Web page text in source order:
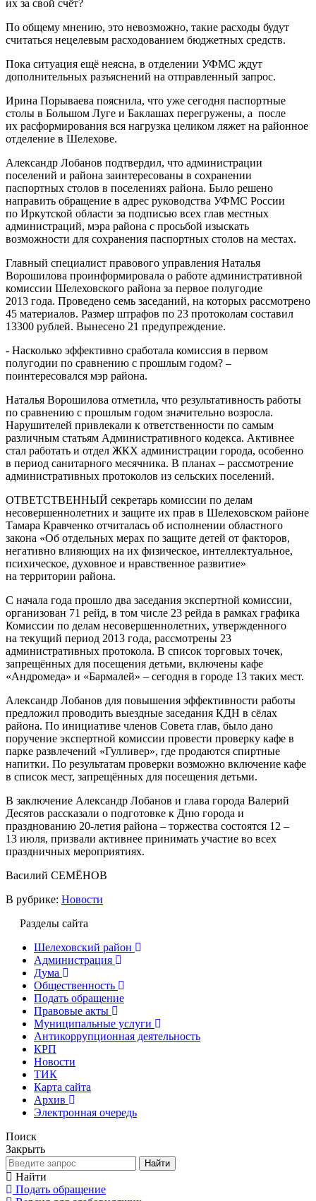
их за свой счёт?
По общему мнению, это невозможно, такие расходы будут
считаться нецелевым расходованием бюджетных средств.
Пока ситуация ещё неясна, в отделении УФМС ждут
дополнительных разъяснений на отправленный запрос.
Ирина Порываева пояснила, что уже сегодня паспортные
столы в Большом Луге и Баклашах перегружены, а после
их расформирования вся нагрузка целиком ляжет на районное
отделение в Шелехове.
Александр Лобанов подтвердил, что администрации
поселений и района заинтересованы в сохранении
паспортных столов в поселениях района. Было решено
направить обращение в адрес руководства УФМС России
по Иркутской области за подписью всех глав местных
администраций, мэра района с просьбой изыскать
возможности для сохранения паспортных столов на местах.
Главный специалист правового управления Наталья
Ворошилова проинформировала о работе административной
комиссии Шелеховского района за первое полугодие
2013 года. Проведено семь заседаний, на которых рассмотрено
45 материалов. Размер штрафов по 23 протоколам составил
13300 рублей. Вынесено 21 предупреждение.
- Насколько эффективно сработала комиссия в первом
полугодии по сравнению с прошлым годом? –
поинтересовался мэр района.
Наталья Ворошилова отметила, что результативность работы
по сравнению с прошлым годом значительно возросла.
Нарушителей привлекали к ответственности по самым
различным статьям Административного кодекса. Активнее
стал работать и отдел ЖКХ администрации города, особенно
в период санитарного месячника. В планах – рассмотрение
административных протоколов из сельских поселений.
ОТВЕТСТВЕННЫЙ секретарь комиссии по делам
несовершеннолетних и защите их прав в Шелеховском районе
Тамара Кравченко отчиталась об исполнении областного
закона «Об отдельных мерах по защите детей от факторов,
негативно влияющих на их физическое, интеллектуальное,
психическое, духовное и нравственное развитие»
на территории района.
С начала года прошло два заседания экспертной комиссии,
организован 71 рейд, в том числе 23 рейда в рамках графика
Комиссии по делам несовершеннолетних, утвержденного
на текущий период 2013 года, рассмотрены 23
административных протокола. В список торговых точек,
запрещённых для посещения детьми, включены кафе
«Андромеда» и «Бармалей» – сегодня в городе 13 таких мест.
Александр Лобанов для повышения эффективности работы
предложил проводить выездные заседания КДН в сёлах
района. По инициативе членов Совета глав, было дано
поручение экспертной комиссии провести проверку кафе в
парке развлечений «Гулливер», где продаются спиртные
напитки. По результатам проверки возможно включение кафе
в список мест, запрещённых для посещения детьми.
В заключение Александр Лобанов и глава города Валерий
Десятов рассказали о подготовке к Дню города и
празднованию 20-летия района – торжества состоятся 12 –
13 июля, призвали активнее принимать участие во всех
праздничных мероприятиях.
Василий СЕМЁНОВ
В рубрике: Новости
Разделы сайта
Шелеховский район
Администрация
Дума
Общественность
Подать обращение
Правовые акты
Муниципальные услуги
Антикоррупционная деятельность
КРП
Новости
ТИК
Карта сайта
Архив
Электронная очередь
Поиск
Закрыть
Найти
Найти
Подать обращение